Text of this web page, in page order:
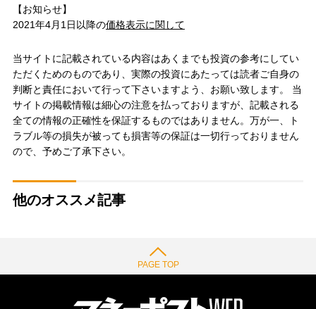
【お知らせ】
2021年4月1日以降の価格表示に関して
当サイトに記載されている内容はあくまでも投資の参考にしてい
ただくためのものであり、実際の投資にあたっては読者ご自身の
判断と責任において行って下さいますよう、お願い致します。 当
サイトの掲載情報は細心の注意を払っておりますが、記載される
全ての情報の正確性を保証するものではありません。万が一、ト
ラブル等の損失が被っても損害等の保証は一切行っておりません
ので、予めご了承下さい。
他のオススメ記事
PAGE TOP